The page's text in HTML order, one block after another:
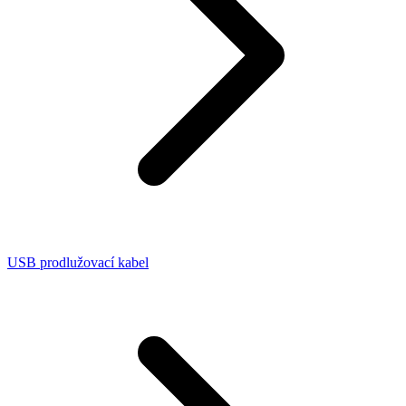
USB prodlužovací kabel